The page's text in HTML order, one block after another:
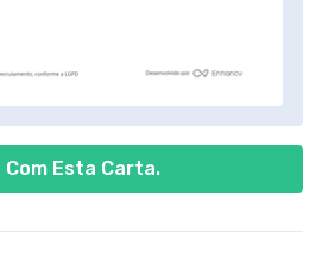
Com Esta Carta.